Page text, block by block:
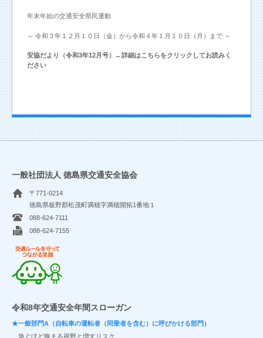
年末年始の交通安全県民運動
～ 令和３年１２月１０日（金）から令和４年１月１０日（月）まで ～
安協だより（令和3年12月号）←詳細はこちらをクリックしてお読みく
ださい
一般社団法人 徳島県交通安全協会
〒771-0214
徳島県板野郡松茂町満穂字満穂開拓1番地１
088-624-7111
088-624-7155
令和8年交通安全年間スローガン
★一般部門A（自転車の運転者（同乗者を含む）に呼びかける部門）
急ぐほど狭まる視野と増すリスク